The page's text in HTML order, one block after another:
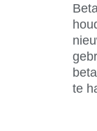
te